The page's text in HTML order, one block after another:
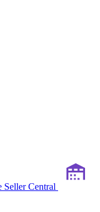
Seller Central